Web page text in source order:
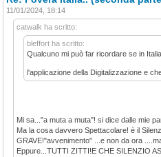
11/01/2024, 18:14
catwalk ha scritto:
bleffort ha scritto:
Qualcuno mi può far ricordare se in
l'applicazione della Digitalizzazione e
Mi sa..."a muta a muta"! si dice dalle mie
Ma la cosa davvero Spettacolare! è il
GRAVE!"avvenimento" ...e non da ora
Eppure...TUTTI ZITTI!E CHE SILENZIO